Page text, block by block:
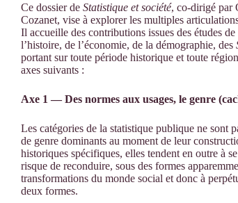
Ce dossier de Statistique et société, co-dirigé par
Cozanet, vise à explorer les multiples
Il accueille des contributions issues des études
l’histoire, de l’économie, de la démographie, des
portant sur toute période historique et toute
axes suivants :
Axe 1 — Des normes aux usages, le genre
Les catégories de la statistique publique ne sont
de genre dominants au moment de leur
historiques spécifiques, elles tendent en outre à
risque de reconduire, sous des formes
transformations du monde social et donc à
deux formes.